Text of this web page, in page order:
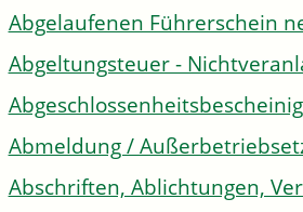
Abgelaufenen Führerschein
Abgeltungsteuer -
Abmeldung /
Abschriften, Ablichtungen,